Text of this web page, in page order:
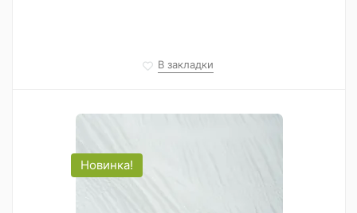
В закладки
Новинка!